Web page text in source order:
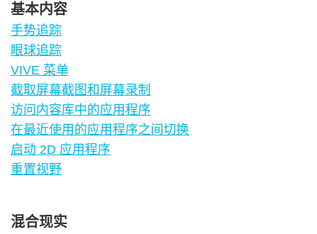
基本内容
手势追踪
眼球追踪
VIVE 菜单
截取屏幕截图和屏幕录制
访问内容库中的应用程序
在最近使用的应用程序之间切换
启动 2D 应用程序
重置视野
混合现实